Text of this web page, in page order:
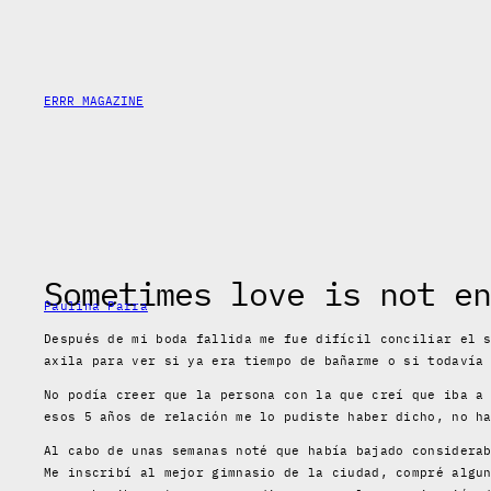
ERRR MAGAZINE
Sometimes love is not
Paulina Parra
Después de mi boda fallida me fue difícil conciliar el
axila para ver si ya era tiempo de bañarme o si todavía
No podía creer que la persona con la que creí que iba
esos 5 años de relación me lo pudiste haber dicho, no
Al cabo de unas semanas noté que había bajado
Me inscribí al mejor gimnasio de la ciudad, compré